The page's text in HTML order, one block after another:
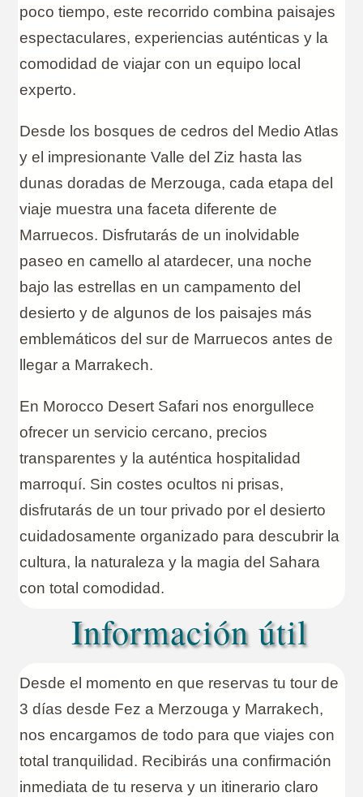
poco tiempo, este recorrido combina paisajes
espectaculares, experiencias auténticas y la
comodidad de viajar con un equipo local
experto.
Desde los bosques de cedros del Medio Atlas
y el impresionante Valle del Ziz hasta las
dunas doradas de Merzouga, cada etapa del
viaje muestra una faceta diferente de
Marruecos. Disfrutarás de un inolvidable
paseo en camello al atardecer, una noche
bajo las estrellas en un campamento del
desierto y de algunos de los paisajes más
emblemáticos del sur de Marruecos antes de
llegar a Marrakech.
En Morocco Desert Safari nos enorgullece
ofrecer un servicio cercano, precios
transparentes y la auténtica hospitalidad
marroquí. Sin costes ocultos ni prisas,
disfrutarás de un tour privado por el desierto
cuidadosamente organizado para descubrir la
cultura, la naturaleza y la magia del Sahara
con total comodidad.
Información útil
Desde el momento en que reservas tu tour de
3 días desde Fez a Merzouga y Marrakech,
nos encargamos de todo para que viajes con
total tranquilidad. Recibirás una confirmación
inmediata de tu reserva y un itinerario claro